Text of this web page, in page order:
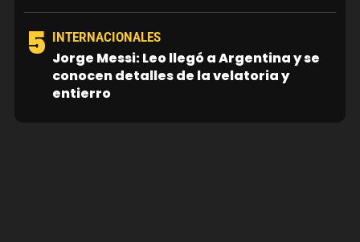
5 INTERNACIONALES
Jorge Messi: Leo llegó a Argentina y se
conocen detalles de la velatoria y
entierro